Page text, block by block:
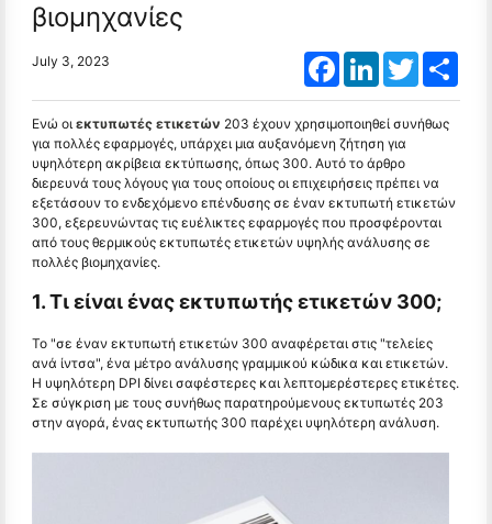
βιομηχανίες
July 3, 2023 FacebookLinkedInTwitter
Ενώ οιεκτυπωτές ετικετών 203 έχουν χρησιμοποιηθεί συνήθως
για πολλές εφαρμογές, υπάρχει μια αυξανόμενη ζήτηση για
υψηλότερη ακρίβεια εκτύπωσης, όπως 300. Αυτό το άρθρο
διερευνά τους λόγους για τους οποίους οι επιχειρήσεις πρέπει να
εξετάσουν το ενδεχόμενο επένδυσης σε έναν εκτυπωτή ετικετών
300, εξερευνώντας τις ευέλικτες εφαρμογές που προσφέρονται
από τους θερμικούς εκτυπωτές ετικετών υψηλής ανάλυσης σε
πολλές βιομηχανίες.
1. Τι είναι ένας εκτυπωτής ετικετών 300;
Το "σε έναν εκτυπωτή ετικετών 300 αναφέρεται στις "τελείες
ανά ίντσα", ένα μέτρο ανάλυσης γραμμικού κώδικα και ετικετών.
Η υψηλότερη DPI δίνει σαφέστερες και λεπτομερέστερες ετικέτες.
Σε σύγκριση με τους συνήθως παρατηρούμενους εκτυπωτές 203
στην αγορά, ένας εκτυπωτής 300 παρέχει υψηλότερη ανάλυση.